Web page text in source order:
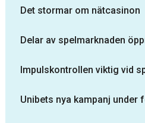
Det stormar om nätcasinon
Delar av spelmarknaden
Impulskontrollen viktig vid
Unibets nya kampanj under